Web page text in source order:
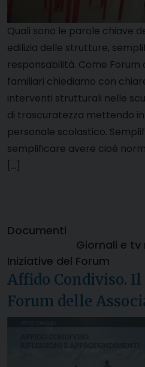
Quali sono le parole chiave
edilizia delle strutture,
responsabilità. Come Forum
familiari chiediamo con
interventi strutturali nelle
di trascuratezza mettendo
personale scolastico.
semplificare avere cioè
[…]
Documenti
Giornali e tv
Iniziative del Forum
Affido Condiviso.
Forum delle